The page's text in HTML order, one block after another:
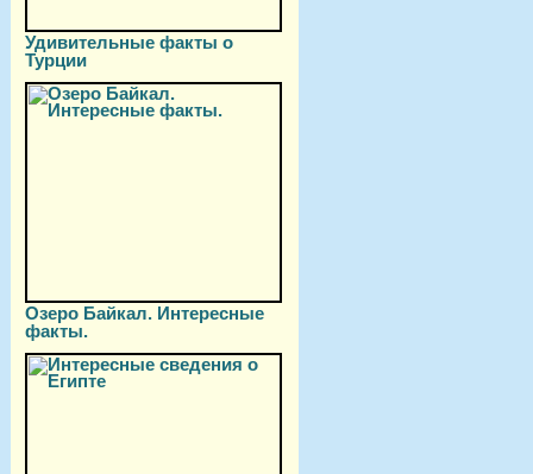
Удивительные факты о
Турции
Озеро Байкал. Интересные
факты.